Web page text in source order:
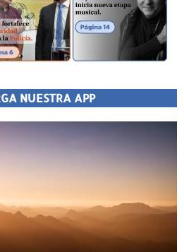
NUESTRA APP